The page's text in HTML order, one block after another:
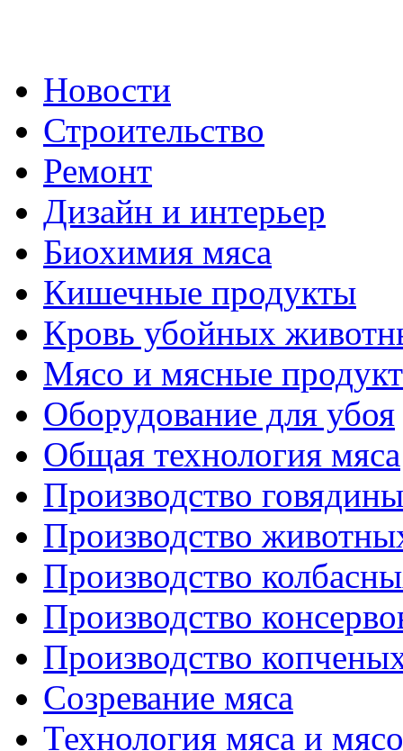
Новости
Строительство
Ремонт
Дизайн и интерьер
Биохимия мяса
Кишечные продукты
Кровь убойных
Мясо и мясные
Оборудование для убоя
Общая технология мяса
Производство говядины
Производство
Производство
Производство
Производство
Созревание мяса
Технология мяса и